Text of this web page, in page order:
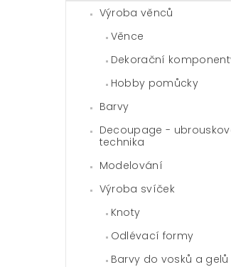
Výroba věnců
Věnce
Dekorační
Hobby pomůcky
Barvy
Decoupage -
technika
Modelování
Výroba svíček
Knoty
Odlévací formy
Barvy do vosků a gelů